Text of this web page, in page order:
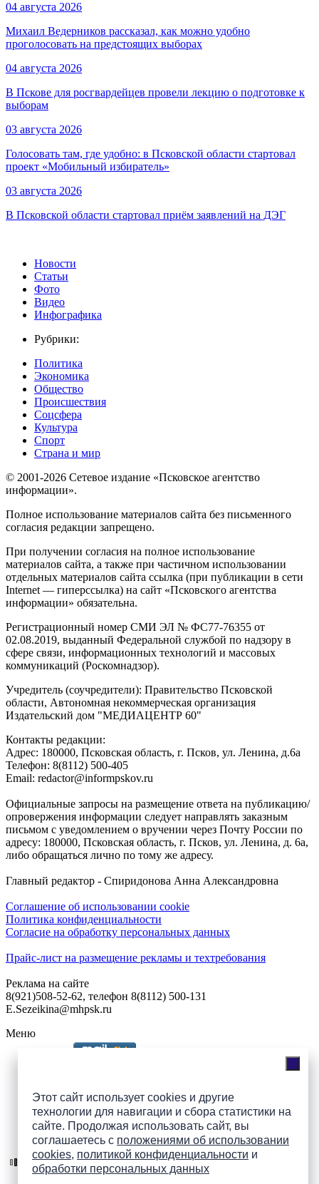
Этот сайт использует cookies и другие
технологии для навигации и сбора статистики на
сайте. Продолжая использовать сайт, вы
соглашаетесь с положениями об использовании
cookies, политикой конфиденциальности и
обработки персональных данных
04 августа 2026
Михаил Ведерников рассказал, как можно удобно
проголосовать на предстоящих выборах
04 августа 2026
В Пскове для росгвардейцев провели лекцию о подготовке к
выборам
03 августа 2026
Голосовать там, где удобно: в Псковской области стартовал
проект «Мобильный избиратель»
03 августа 2026
В Псковской области стартовал приём заявлений на ДЭГ
Новости
Статьи
Фото
Видео
Инфографика
Рубрики:
Политика
Экономика
Общество
Происшествия
Соцсфера
Культура
Спорт
Страна и мир
© 2001-2026 Сетевое издание «Псковское агентство
информации».
Полное использование материалов сайта без письменного
согласия редакции запрещено.
При получении согласия на полное использование
материалов сайта, а также при частичном использовании
отдельных материалов сайта ссылка (при публикации в сети
Internet — гиперссылка) на сайт «Псковского агентства
информации» обязательна.
Регистрационный номер СМИ ЭЛ № ФС77-76355 от
02.08.2019, выданный Федеральной службой по надзору в
сфере связи, информационных технологий и массовых
коммуникаций (Роскомнадзор).
Учредитель (соучредители): Правительство Псковской
области, Автономная некоммерческая организация
Издательский дом "МЕДИАЦЕНТР 60"
Контакты редакции:
Адреc: 180000, Псковская область, г. Псков, ул. Ленина, д.6а
Телефон: 8(8112) 500-405
Email: redactor@informpskov.ru
Официальные запросы на размещение ответа на публикацию/
опровержения информации следует направлять заказным
письмом с уведомлением о вручении через Почту России по
адресу: 180000, Псковская область, г. Псков, ул. Ленина, д. 6а,
либо обращаться лично по тому же адресу.
Главный редактор - Спиридонова Анна Александровна
Соглашение об использовании cookie
Политика конфиденциальности
Согласие на обработку персональных данных
Прайс-лист на размещение рекламы и техтребования
Реклама на сайте
8(921)508-52-62, телефон 8(8112) 500-131
E.Sezeikina@mhpsk.ru
Меню
Подпишись на группы
ПАИ в соцсетях!